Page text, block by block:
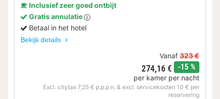
Inclusief zeer goed ontbijt
Gratis annulatie
Betaal in het hotel
Bekijk details
Vanaf 323 €
274,16 € -15 %
per kamer per nacht
Excl. citytax 7,25 € p.p.p.n. & excl. servicekosten 10 € per
reservering